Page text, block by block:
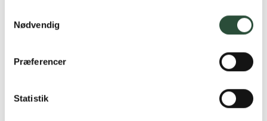
Nødvendig
Præferencer
Statistik